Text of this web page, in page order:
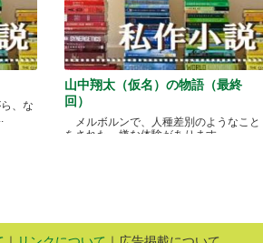
、な
山中翔太（仮名）の物語（最終
回）
メルボルンで、人種差別のようなこと
をされた、嫌な体験があります.....